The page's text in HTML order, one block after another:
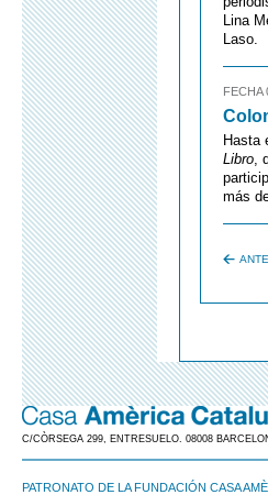
Lina
Laso.
FECHA
Hasta
Libro,
más
C/CÒRSEGA 299, ENTRESUELO. 08008
PATRONATO DE LA FUNDACIÓN CASA